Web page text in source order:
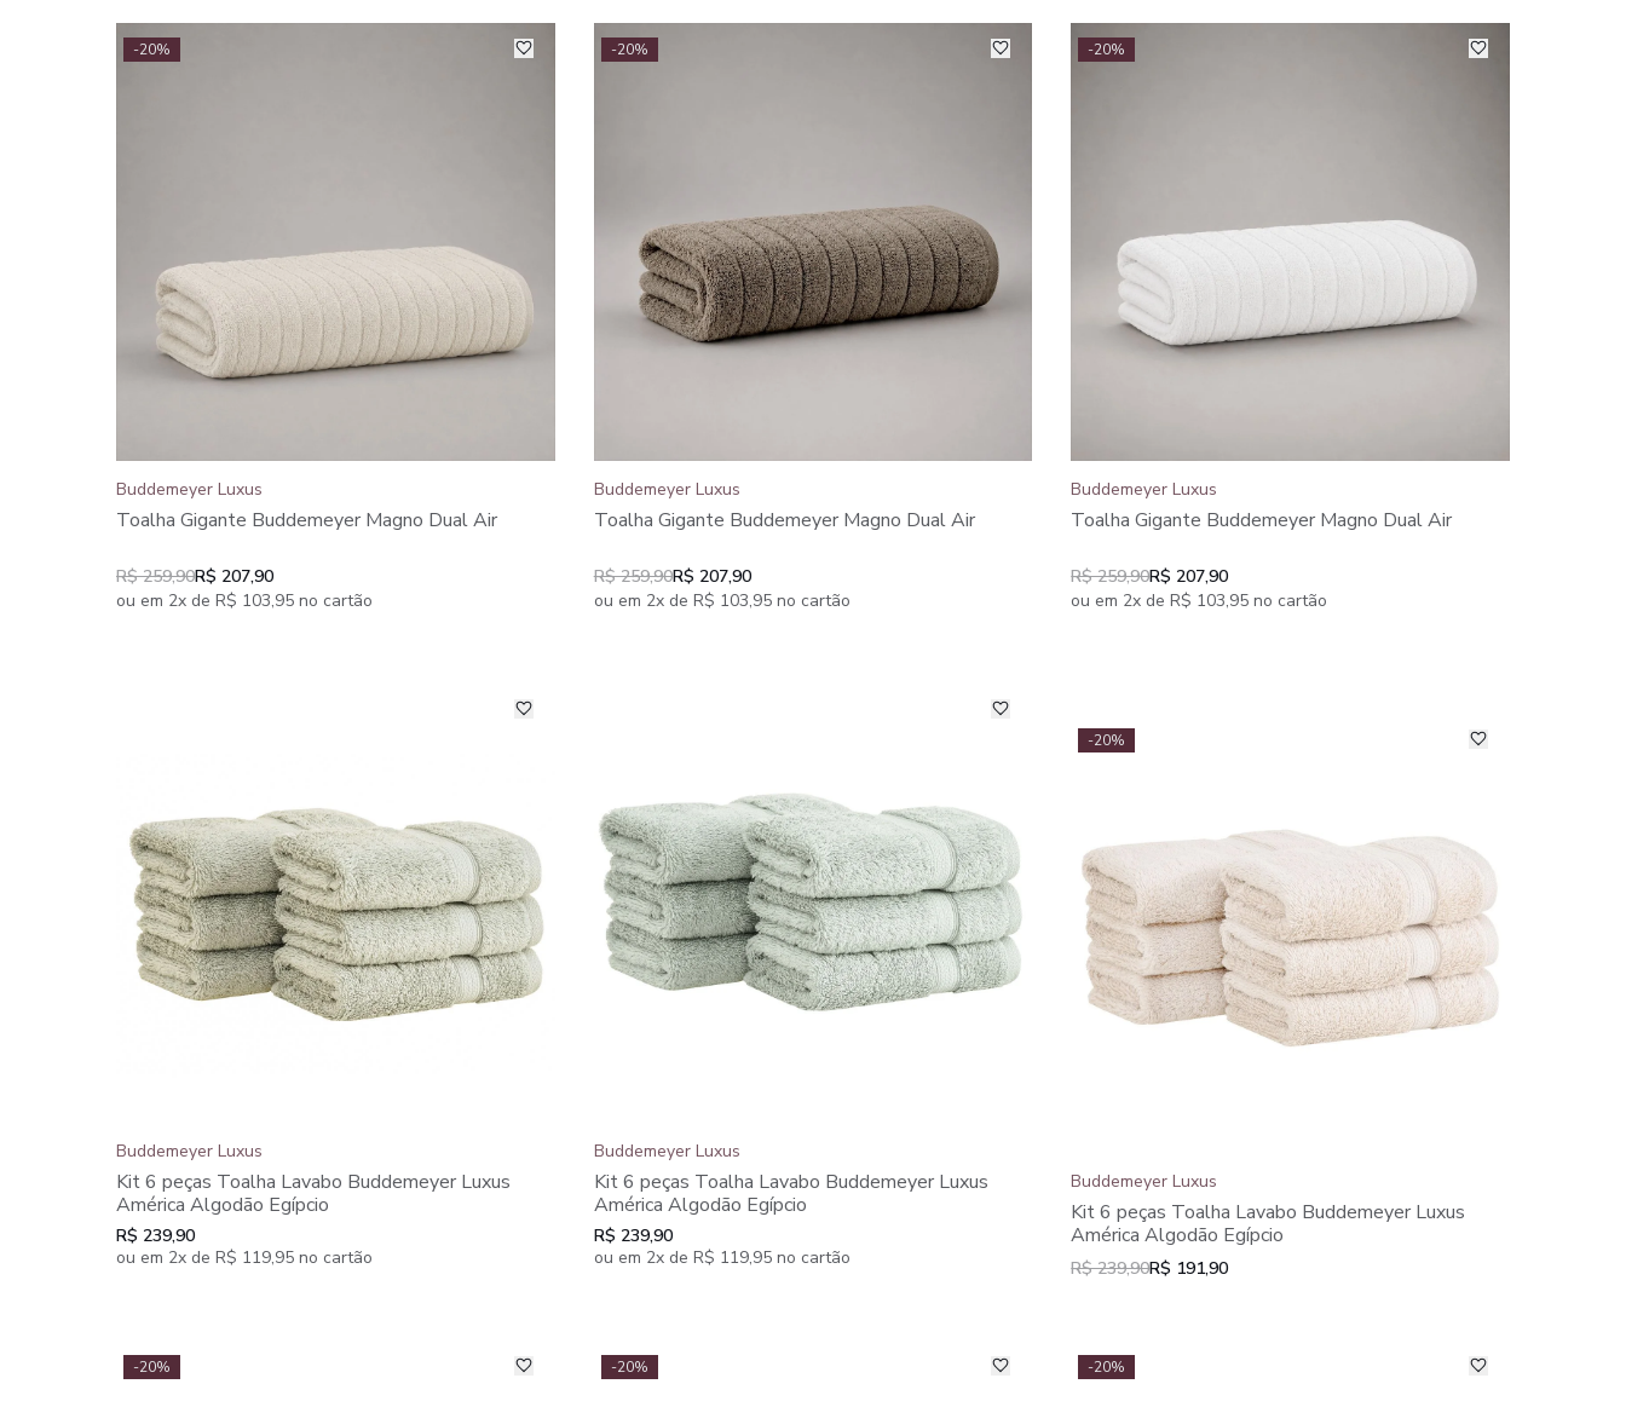
-20%
Buddemeyer Luxus
Toalha Gigante Buddemeyer Magno Dual Air
R$ 259,90R$ 207,90
ou em 2x de R$ 103,95 no cartão
-20%
Buddemeyer Luxus
Toalha Gigante Buddemeyer Magno Dual Air
R$ 259,90R$ 207,90
ou em 2x de R$ 103,95 no cartão
-20%
Buddemeyer Luxus
Toalha Gigante Buddemeyer Magno Dual Air
R$ 259,90R$ 207,90
ou em 2x de R$ 103,95 no cartão
Buddemeyer Luxus
Kit 6 peças Toalha Lavabo Buddemeyer Luxus
América Algodão Egípcio
R$ 239,90
ou em 2x de R$ 119,95 no cartão
Buddemeyer Luxus
Kit 6 peças Toalha Lavabo Buddemeyer Luxus
América Algodão Egípcio
R$ 239,90
ou em 2x de R$ 119,95 no cartão
-20%
Buddemeyer Luxus
Kit 6 peças Toalha Lavabo Buddemeyer Luxus
América Algodão Egípcio
R$ 239,90R$ 191,90
-20% -20% -20%